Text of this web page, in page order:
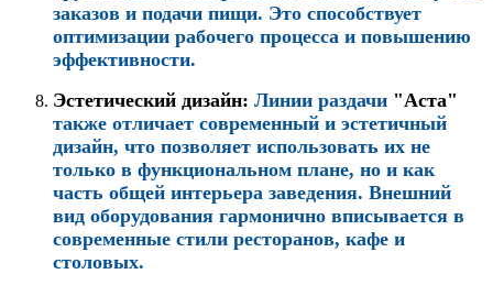
заказов и подачи пищи. Это способствует
оптимизации рабочего процесса и повышению
эффективности.
Эстетический дизайн: Линии раздачи "Аста"
также отличает современный и эстетичный
дизайн, что позволяет использовать их не
только в функциональном плане, но и как
часть общей интерьера заведения. Внешний
вид оборудования гармонично вписывается в
современные стили ресторанов, кафе и
столовых.